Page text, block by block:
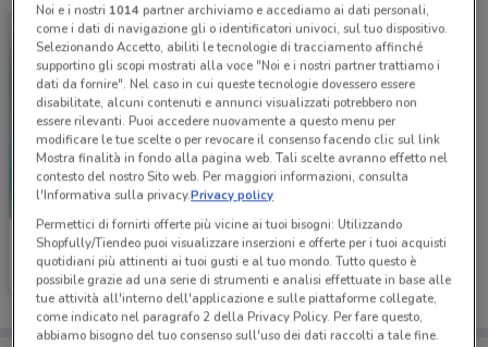
Medi-Market
Scade il 31/08 15.3 km
Noi e i nostri 1014partner archiviamo e accediamo ai dati personali,
come i dati di navigazione gli o identificatori univoci, sul tuo dispositivo.
Selezionando Accetto, abiliti le tecnologie di tracciamento affinché
supportino gli scopi mostrati alla voce "Noi e i nostri partner trattiamo i
dati da fornire". Nel caso in cui queste tecnologie dovessero essere
disabilitate, alcuni contenuti e annunci visualizzati potrebbero non
essere rilevanti. Puoi accedere nuovamente a questo menu per
modificare le tue scelte o per revocare il consenso facendo clic sul link
Mostra finalità in fondo alla pagina web. Tali scelte avranno effetto nel
contesto del nostro Sito web. Per maggiori informazioni, consulta
l'Informativa sulla privacy.Privacy policy
Permettici di fornirti offerte più vicine ai tuoi bisogni: Utilizzando
Shopfully/Tiendeo puoi visualizzare inserzioni e offerte per i tuoi acquisti
quotidiani più attinenti ai tuoi gusti e al tuo mondo. Tutto questo è
possibile grazie ad una serie di strumenti e analisi effettuate in base alle
tue attività all'interno dell'applicazione e sulle piattaforme collegate,
come indicato nel paragrafo 2 della Privacy Policy. Per fare questo,
abbiamo bisogno del tuo consenso sull'uso dei dati raccolti a tale fine.